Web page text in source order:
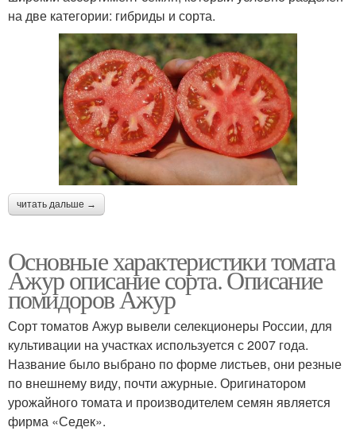
на две категории: гибриды и сорта.
читать дальше →
Основные характеристики томата
Ажур описание сорта. Описание
помидоров Ажур
Сорт томатов Ажур вывели селекционеры России, для
культивации на участках используется с 2007 года.
Название было выбрано по форме листьев, они резные
по внешнему виду, почти ажурные. Оригинатором
урожайного томата и производителем семян является
фирма «Седек».